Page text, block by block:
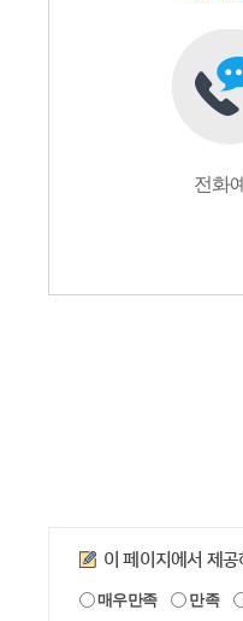
전화
만족도조사
이 페이지에서 제
매우만족 만족